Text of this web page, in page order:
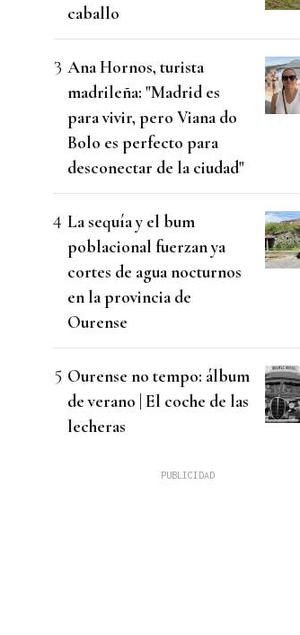
caballo
Ana Hornos, turista
madrileña: "Madrid es
para vivir, pero Viana do
Bolo es perfecto para
desconectar de la ciudad"
La sequía y el bum
poblacional fuerzan ya
cortes de agua nocturnos
en la provincia de
Ourense
Ourense no tempo: álbum
de verano | El coche de las
lecheras